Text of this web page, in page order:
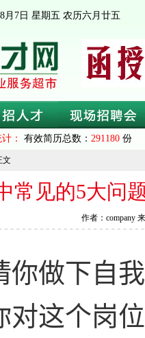
月7日 星期五 农历六月廿五
： 有效简历总数： 291180 份
文
常见的5大问
作者：company
你做下自
对这个岗